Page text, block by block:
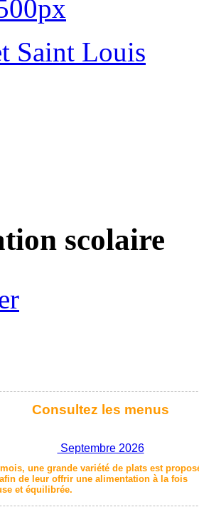
Saint Louis
scolaire
Consultez les menus
Septembre 2026
une grande variété de plats est
de leur offrir une alimentation à la fois
et équilibrée.